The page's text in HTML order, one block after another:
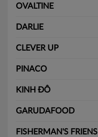
OVALTINE
DARLIE
CLEVER UP
PINACO
KINH ĐÔ
GARUDAFOOD
FISHERMAN'S FRIENS